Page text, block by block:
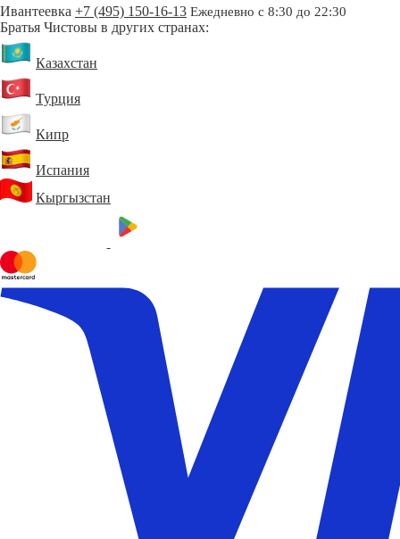
Ивантеевка +7 (495) 150-16-13 Ежедневно с 8:30 до 22:30
Братья Чистовы в других странах:
Казахстан
Турция
Кипр
Испания
Кыргызстан